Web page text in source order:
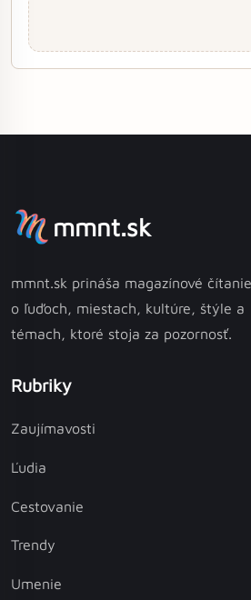
mmnt.sk
mmnt.sk prináša magazínové čítanie
o ľuďoch, miestach, kultúre, štýle a
témach, ktoré stoja za pozornosť.
Rubriky
Zaujímavosti
Ľudia
Cestovanie
Trendy
Umenie